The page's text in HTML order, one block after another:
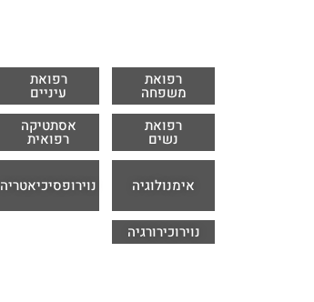
רפואת
משפחה
רפואת
עיניים
רפואת
נשים
אסתטיקה
רפואית
אימנולוגיה נוירופסיכיאטריה
נוירוכירורגיה